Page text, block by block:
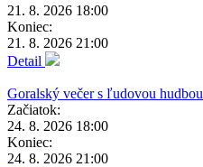
21. 8. 2026 18:00
Koniec:
21. 8. 2026 21:00
Detail
Goralský večer s ľudovou hudbou
Začiatok:
24. 8. 2026 18:00
Koniec:
24. 8. 2026 21:00